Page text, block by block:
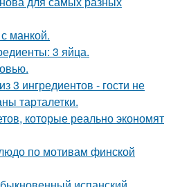
манкой.
3 яйца.
3 ингредиентов - гости не
тарталетки.
которые реально экономят
по мотивам финской